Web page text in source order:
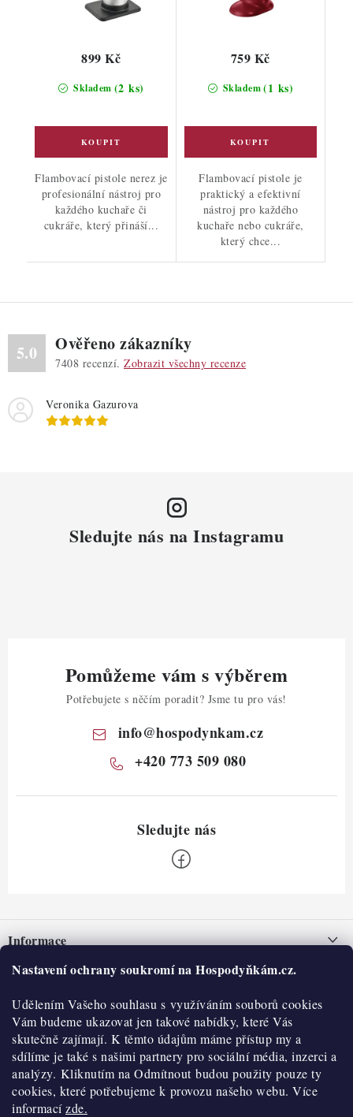
Nastavení ochrany soukromí na Hospodyňkám.cz.
Udělením Vašeho souhlasu s využíváním souborů cookies
Vám budeme ukazovat jen takové nabídky, které Vás
skutečně zajímají. K těmto údajům máme přístup my a
sdílíme je také s našimi partnery pro sociální média, inzerci a
analýzy. Kliknutím na Odmítnout budou použity pouze ty
cookies, které potřebujeme k provozu našeho webu. Více
informacízde.
Skladem (2 ks)
899 Kč
Flambovací pistole nerez je
profesionální nástroj pro
každého kuchaře či
cukráře, který přináší...
Skladem(1 ks)
759 Kč
Flambovací pistole je
praktický a efektivní
nástroj pro každého
kuchaře nebo cukráře,
který chce...
5.0 Ověřeno zákazníky
7408 recenzí. Zobrazit všechny recenze
Veronika Gazurova
Sledujte nás na Instagramu
Pomůžeme vám s výběrem
Potřebujete s něčím poradit? Jsme tu pro vás!
info@hospodynkam.cz
+420 773 509 080
pInformace
Nepřevzetí zásilky na dobírku
Obchodní podmínky
Hodnocení obchodu
Blog
Moje objednávka
O nás
Historie
Kontakty
O nákupu
Reklamace a vratky
Výdejní místa